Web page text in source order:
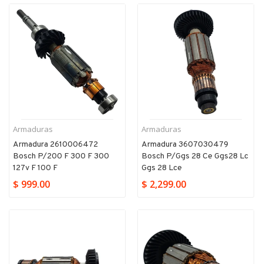
Armaduras
Armadura 2610006472
Bosch P/200 F 300 F 300
127v F 100 F
$ 999.00
Armaduras
Armadura 3607030479
Bosch P/ggs 28 Ce Ggs28 Lc
Ggs 28 Lce
$ 2,299.00